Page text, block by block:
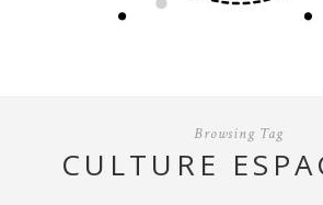
Browsing Tag
CULTURE